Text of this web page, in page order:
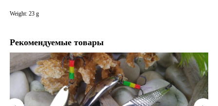
Weight: 23 g
Рекомендуемые товары